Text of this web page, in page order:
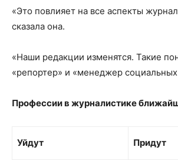
«Это повлияет на все аспекты
сказала она.
«Наши редакции изменятся. Такие
«репортер» и «менеджер социальных
Профессии в журналистике
Уйдут Придут